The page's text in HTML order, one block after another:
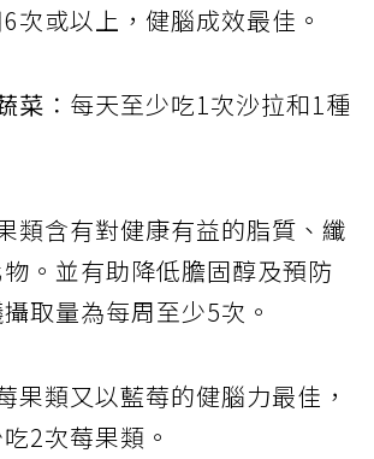
次或以上，健腦成效最佳。
菜 ：每天至少吃1次沙拉和1種
類含有對健康有益的脂質、纖
。並有助降低膽固醇及預防
取量為每周至少5次。
果類又以藍莓的健腦力最佳，
2次莓果類。